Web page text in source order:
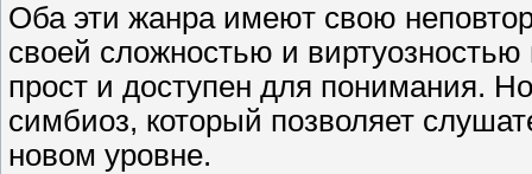
Оба эти жанра имеют свою
своей сложностью и
прост и доступен для понимания.
симбиоз, который позволяет
новом уровне.